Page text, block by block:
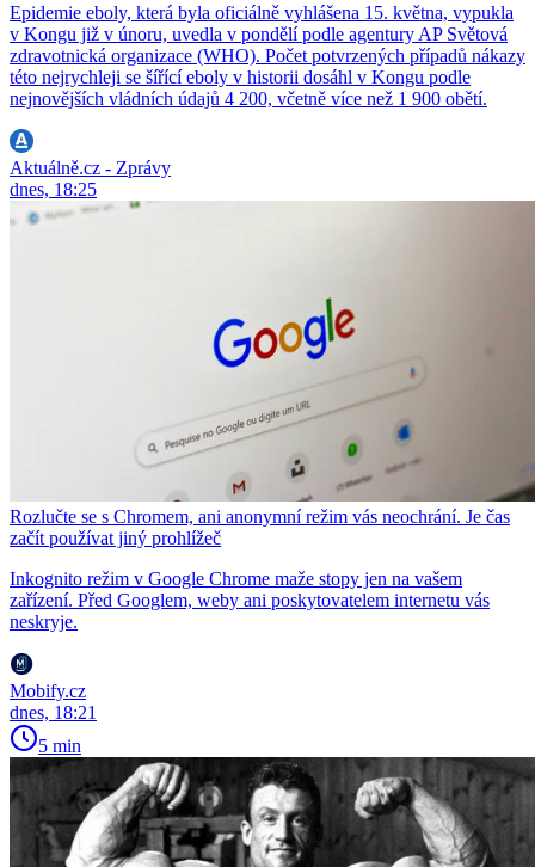
Epidemie eboly, která byla oficiálně vyhlášena 15. května, vypukla
v Kongu již v únoru, uvedla v pondělí podle agentury AP Světová
zdravotnická organizace (WHO). Počet potvrzených případů nákazy
této nejrychleji se šířící eboly v historii dosáhl v Kongu podle
nejnovějších vládních údajů 4 200, včetně více než 1 900 obětí.
Aktuálně.cz - Zprávy
dnes, 18:25
Rozlučte se s Chromem, ani anonymní režim vás neochrání. Je čas
začít používat jiný prohlížeč
Inkognito režim v Google Chrome maže stopy jen na vašem
zařízení. Před Googlem, weby ani poskytovatelem internetu vás
neskryje.
Mobify.cz
dnes, 18:21
5 min